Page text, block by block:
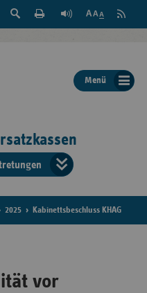
Suche
der
Seite
Feed
Menü
der
2025 Kabinettsbeschluss KHAG
vor